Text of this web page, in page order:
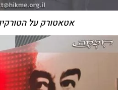
אטאטורק על